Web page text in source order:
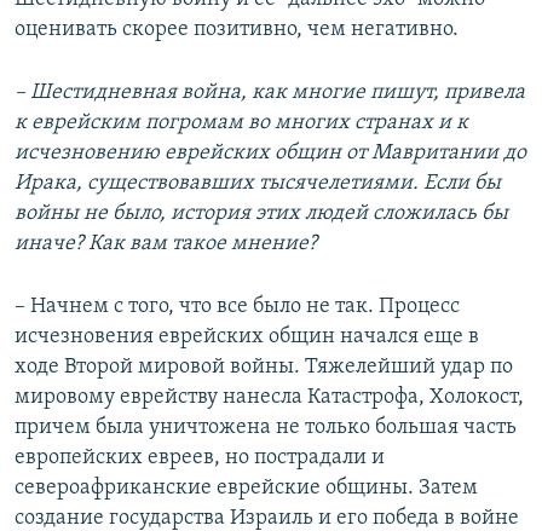
оценивать скорее позитивно, чем негативно.
– Шестидневная война, как многие пишут, привела
к еврейским погромам во многих странах и к
исчезновению еврейских общин от Мавритании до
Ирака, существовавших тысячелетиями. Если бы
войны не было, история этих людей сложилась бы
иначе? Как вам такое мнение?
– Начнем с того, что все было не так. Процесс
исчезновения еврейских общин начался еще в
ходе Второй мировой войны. Тяжелейший удар по
мировому еврейству нанесла Катастрофа, Холокост,
причем была уничтожена не только большая часть
европейских евреев, но пострадали и
североафриканские еврейские общины. Затем
создание государства Израиль и его победа в войне